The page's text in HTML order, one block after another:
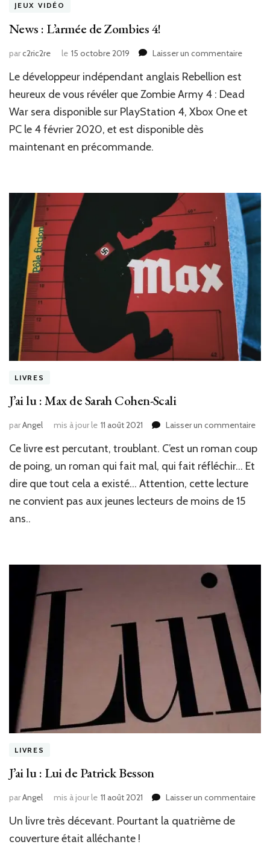
JEUX VIDÉO
News : L’armée de Zombies 4!
parc2ric2re le 15 octobre 2019 Laisser un commentairesur
L’armée
Le développeur indépendant anglais Rebellion est
heureux de vous révéler que Zombie Army 4 : Dead
War sera disponible sur PlayStation 4, Xbox One et
PC le 4 février 2020, et est disponible dès
maintenant en précommande.
LIVRES
J’ai lu : Max de Sarah Cohen-Scali
parAngel mis à jour le 11 août 2021 Laisser un commentairesur
lu
Ce livre est percutant, troublant. C’est un roman coup
de poing, un roman qui fait mal, qui fait réfléchir… Et
dire que tout cela a existé… Attention, cette lecture
ne convient pas aux jeunes lecteurs de moins de 15
ans..
LIVRES
J’ai lu : Lui de Patrick Besson
parAngel mis à jour le 11 août 2021 Laisser un commentairesur
Un livre très décevant. Pourtant la quatrième de
couverture était alléchante !